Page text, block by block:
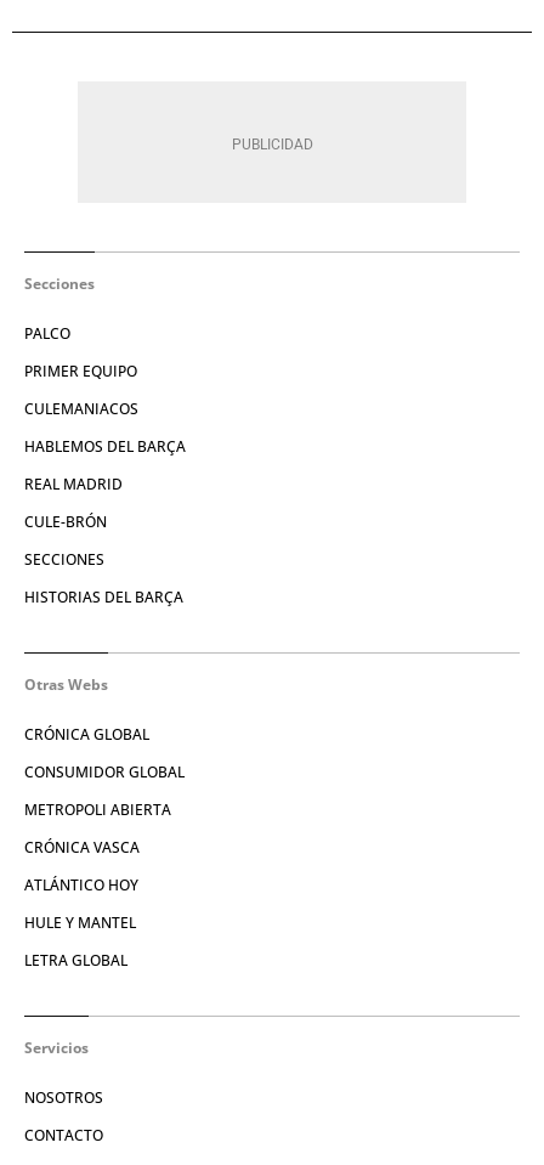
Secciones
PALCO
PRIMER EQUIPO
CULEMANIACOS
HABLEMOS DEL BARÇA
REAL MADRID
CULE-BRÓN
SECCIONES
HISTORIAS DEL BARÇA
Otras Webs
CRÓNICA GLOBAL
CONSUMIDOR GLOBAL
METROPOLI ABIERTA
CRÓNICA VASCA
ATLÁNTICO HOY
HULE Y MANTEL
LETRA GLOBAL
Servicios
NOSOTROS
CONTACTO